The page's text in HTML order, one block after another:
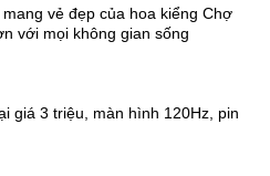
nữa đến Tết Đinh Mùi 2027?
vẻ đẹp của hoa kiểng Chợ
với mọi không gian sống